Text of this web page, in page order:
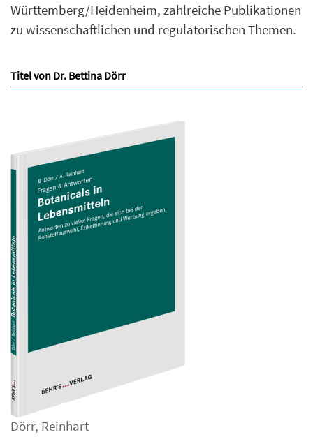
Württemberg/Heidenheim, zahlreiche Publikationen
zu wissenschaftlichen und regulatorischen Themen.
Titel von Dr. Bettina Dörr
Dörr, Reinhart